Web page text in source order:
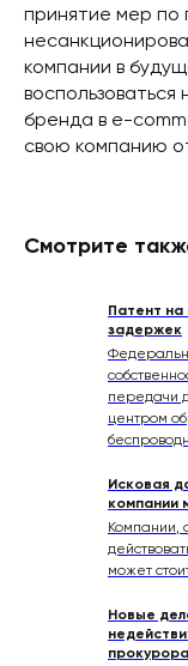
принятие мер
компании в
бренда в e-
свою компанию
Смотрите
Патент на
задержек
передачи
центром
Исковая
компании
Компании,
может
Новые
прокурора